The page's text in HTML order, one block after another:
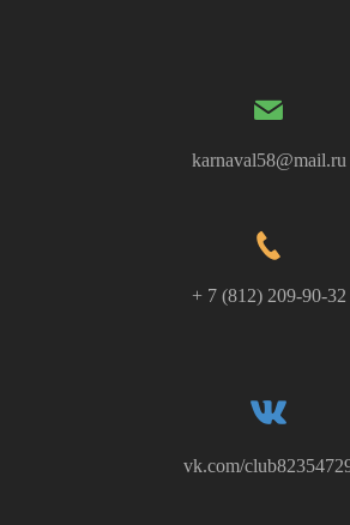
karnaval58@mail.ru
+ 7 (812) 209-90-32
vk.com/